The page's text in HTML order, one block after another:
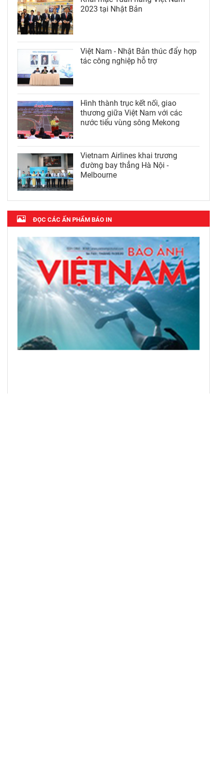
2023 tại Nhật Bản
Việt Nam - Nhật Bản thúc đẩy hợp
tác công nghiệp hỗ trợ
Hình thành trục kết nối, giao
thương giữa Việt Nam với các
nước tiểu vùng sông Mekong
Vietnam Airlines khai trương
đường bay thẳng Hà Nội -
Melbourne
ĐỌC CÁC ẤN PHẨM BÁO IN